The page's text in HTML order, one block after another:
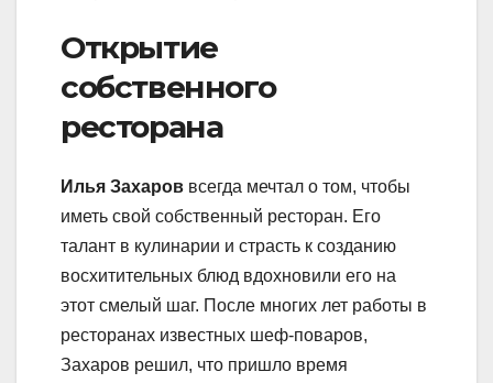
Открытие
собственного
ресторана
Илья Захаров всегда мечтал о том, чтобы
иметь свой собственный ресторан. Его
талант в кулинарии и страсть к созданию
восхитительных блюд вдохновили его на
этот смелый шаг. После многих лет работы в
ресторанах известных шеф-поваров,
Захаров решил, что пришло время